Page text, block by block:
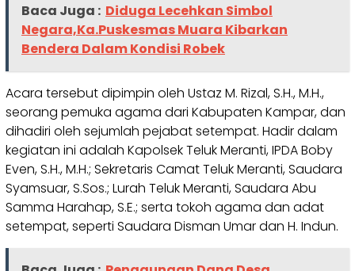
Baca Juga : Diduga Lecehkan Simbol
Negara,Ka.Puskesmas Muara Kibarkan
Bendera Dalam Kondisi Robek
Acara tersebut dipimpin oleh Ustaz M. Rizal, S.H., M.H.,
seorang pemuka agama dari Kabupaten Kampar, dan
dihadiri oleh sejumlah pejabat setempat. Hadir dalam
kegiatan ini adalah Kapolsek Teluk Meranti, IPDA Boby
Even, S.H., M.H.; Sekretaris Camat Teluk Meranti, Saudara
Syamsuar, S.Sos.; Lurah Teluk Meranti, Saudara Abu
Samma Harahap, S.E.; serta tokoh agama dan adat
setempat, seperti Saudara Disman Umar dan H. Indun.